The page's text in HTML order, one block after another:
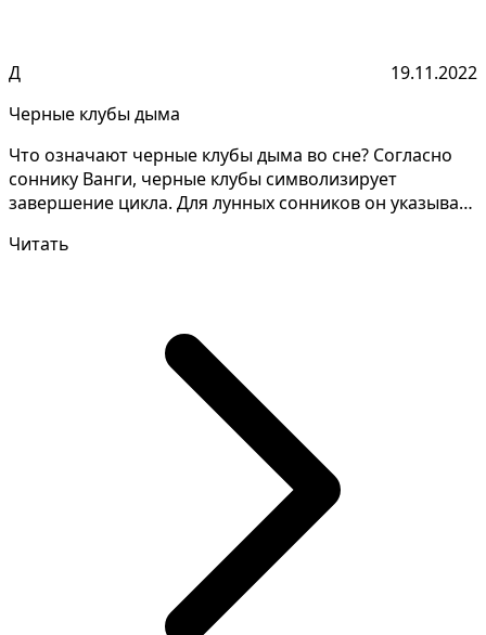
Д
19.11.2022
Черные клубы дыма
Что означают черные клубы дыма во сне? Согласно
соннику Ванги, черные клубы символизирует
завершение цикла. Для лунных сонников он указывает
Читать